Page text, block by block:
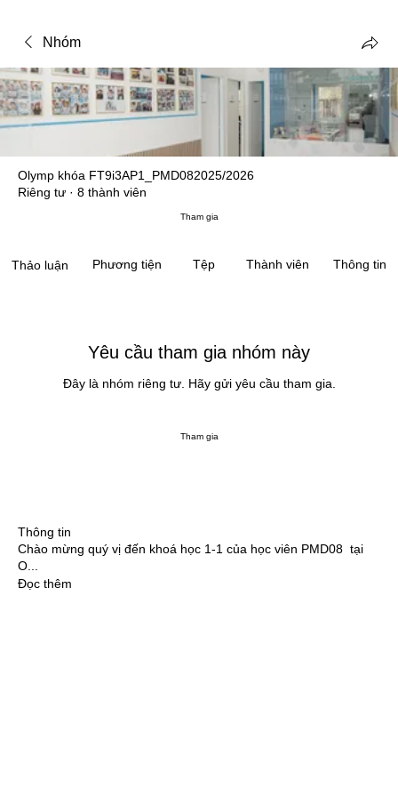
Nhóm
Olymp khóa FT9i3AP1_PMD082025/2026
Riêng tư · 8 thành viên
Tham gia
Thảo luận Phương tiện Tệp Thành viên Thông tin
Yêu cầu tham gia nhóm này
Đây là nhóm riêng tư. Hãy gửi yêu cầu tham gia.
Tham gia
Thông tin
Chào mừng quý vị đến khoá học 1-1 của học viên PMD08 tại
O
Đọc thêm